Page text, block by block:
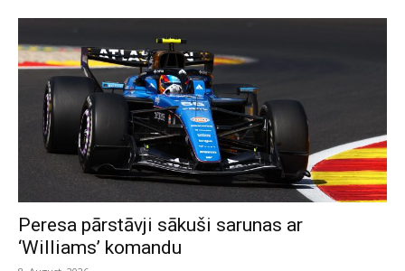
Peresa pārstāvji sākuši sarunas ar
‘Williams’ komandu